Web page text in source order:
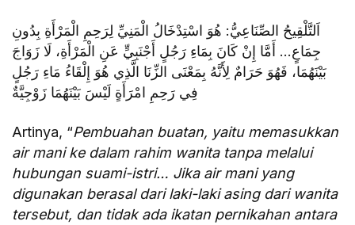
اَلتَّلْقِيحُ الصِّنَاعِيُّ: هُوَ اسْتِدْخَالُ الْمَنِيِّ لِرَحِمِ الْمَرْأَةِ بِدُونِ
جِمَاعٍ… أَمَّا إِنْ كَانَ بِمَاءِ رَجُلٍ أَجْنَبِيٍّ عَنِ الْمَرْأَةِ، لَا زَوَاجَ
بَيْنَهُمَا، فَهُوَ حَرَامٌ لِأَنَّهُ بِمَعْنَى الزِّنَا الَّذِي هُوَ إِلْقَاءُ مَاءِ رَجُلٍ
فِي رَحِمِ امْرَأَةٍ لَيْسَ بَيْنَهُمَا زَوْجِيَّةٌ
Artinya, “Pembuahan buatan, yaitu memasukkan
air mani ke dalam rahim wanita tanpa melalui
hubungan suami-istri… Jika air mani yang
digunakan berasal dari laki-laki asing dari wanita
tersebut, dan tidak ada ikatan pernikahan antara